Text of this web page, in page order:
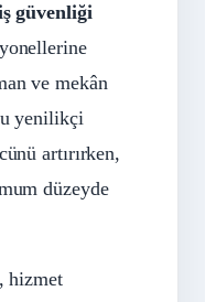
güvenliği
ve mekân
yenilikçi
artırırken,
düzeyde
hizmet